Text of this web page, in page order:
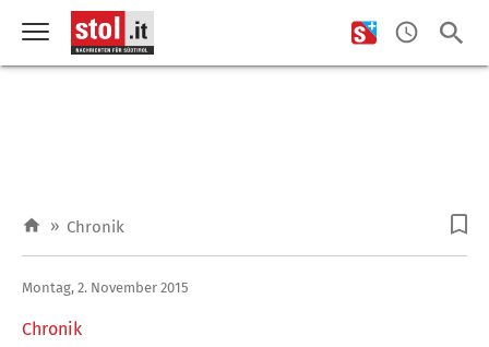
» Chronik
Chronik
Montag, 2. November 2015